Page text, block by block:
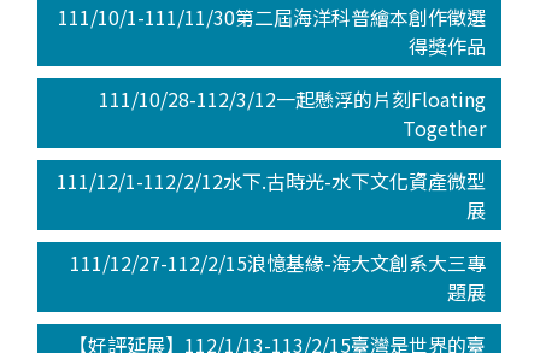
111/10/1-111/11/30第二屆海洋科普繪本創作徵選
得獎作品
111/10/28-112/3/12一起懸浮的片刻Floating
Together
111/12/1-112/2/12水下.古時光-水下文化資產微型
展
111/12/27-112/2/15浪憶基緣-海大文創系大三專
題展
【好評延展】112/1/13-113/2/15臺灣是世界的臺